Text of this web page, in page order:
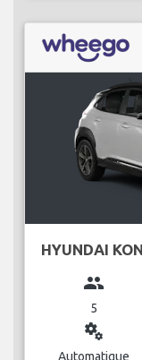
HYUNDAI
group
5
miscellaneous_services
Automatique